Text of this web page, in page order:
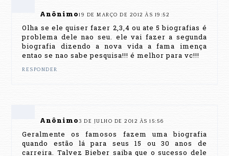
Anônimo19 DE MARÇO DE 2012 ÀS 19:52
Olha se ele quiser fazer 2,3,4 ou ate 5 biografias é
problema dele nao seu. ele vai fazer a segunda
biografia dizendo a nova vida a fama imença
entao se nao sabe pesquisa!!! é melhor para vc!!!
RESPONDER
Anônimo3 DE JULHO DE 2012 ÀS 15:56
Geralmente os famosos fazem uma biografia
quando estão lá para seus 15 ou 30 anos de
carreira. Talvez Bieber saiba que o sucesso dele